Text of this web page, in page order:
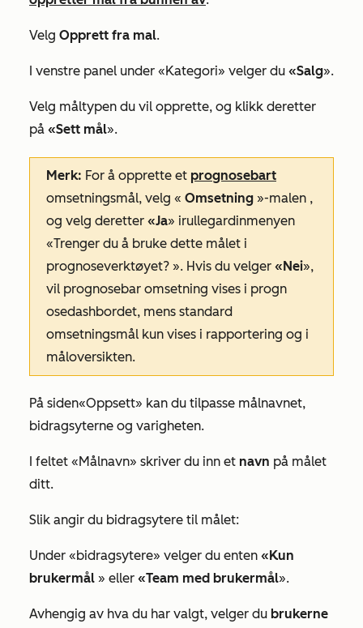
Velg Opprett fra mal.
I venstre panel under «Kategori» velger du «Salg».
Velg måltypen du vil opprette, og klikk deretter
på «Sett mål».
Merk: For å opprette et prognosebart
omsetningsmål, velg « Omsetning »-malen ,
og velg deretter «Ja» irullegardinmenyen
«Trenger du å bruke dette målet i
prognoseverktøyet? ». Hvis du velger «Nei»,
vil prognosebar omsetning vises i progn
osedashbordet, mens standard
omsetningsmål kun vises i rapportering og i
måloversikten.
På siden«Oppsett» kan du tilpasse målnavnet,
bidragsyterne og varigheten.
I feltet «Målnavn» skriver du inn et navn på målet
ditt.
Slik angir du bidragsytere til målet:
Under «bidragsytere» velger du enten «Kun
brukermål » eller «Team med brukermål».
Avhengig av hva du har valgt, velger du brukerne